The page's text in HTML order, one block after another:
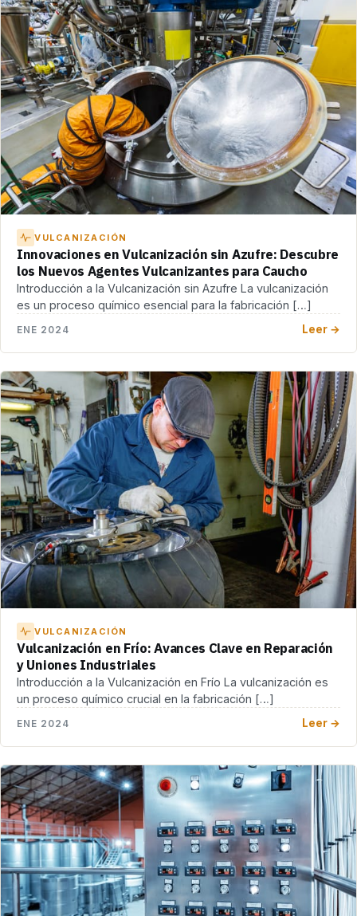
VULCANIZACIÓN
Innovaciones en Vulcanización sin Azufre: Descubre
los Nuevos Agentes Vulcanizantes para Caucho
Introducción a la Vulcanización sin Azufre La vulcanización
es un proceso químico esencial para la fabricación […]
ENE 2024 Leer →
VULCANIZACIÓN
Vulcanización en Frío: Avances Clave en Reparación
y Uniones Industriales
Introducción a la Vulcanización en Frío La vulcanización es
un proceso químico crucial en la fabricación […]
ENE 2024 Leer →